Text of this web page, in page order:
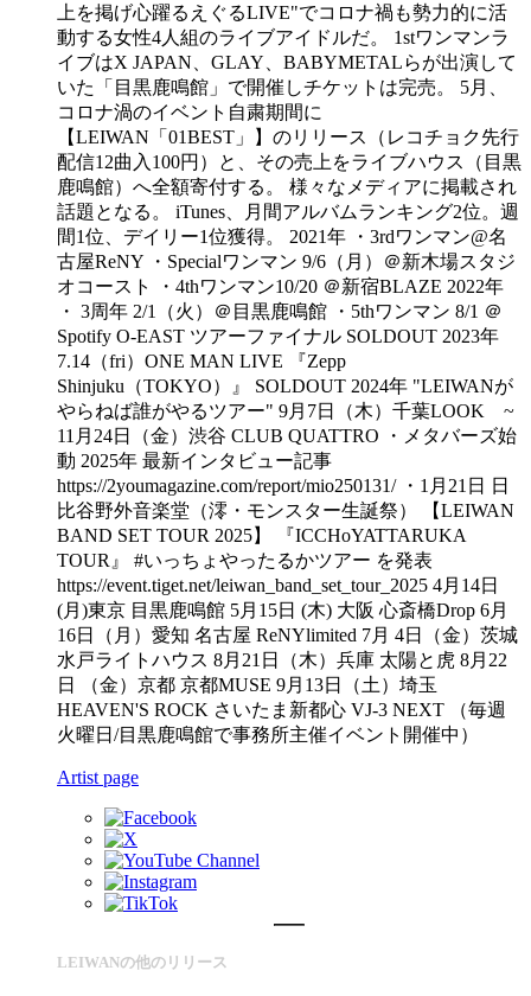
上を掲げ心躍るえぐるLIVE"でコロナ禍も勢力的に活
動する女性4人組のライブアイドルだ。 1stワンマンラ
イブはX JAPAN、GLAY、BABYMETALらが出演して
いた「目黒鹿鳴館」で開催しチケットは完売。 5月、
コロナ渦のイベント自粛期間に
【LEIWAN「01BEST」】のリリース（レコチョク先行
配信12曲入100円）と、その売上をライブハウス（目黒
鹿鳴館）へ全額寄付する。 様々なメディアに掲載され
話題となる。 iTunes、月間アルバムランキング2位。週
間1位、デイリー1位獲得。 2021年 ・3rdワンマン@名
古屋ReNY ・Specialワンマン 9/6（月）＠新木場スタジ
オコースト ・4thワンマン10/20 ＠新宿BLAZE 2022年
・ 3周年 2/1（火）＠目黒鹿鳴館 ・5thワンマン 8/1 ＠
Spotify O-EAST ツアーファイナル SOLDOUT 2023年
7.14（fri）ONE MAN LIVE 『Zepp
Shinjuku（TOKYO）』 SOLDOUT 2024年 "LEIWANが
やらねば誰がやるツアー" 9月7日（木）千葉LOOK ~
11月24日（金）渋谷 CLUB QUATTRO ・メタバーズ始
動 2025年 最新インタビュー記事
https://2youmagazine.com/report/mio250131/ ・1月21日 日
比谷野外音楽堂（澪・モンスター生誕祭） 【LEIWAN
BAND SET TOUR 2025】 『ICCHoYATTARUKA
TOUR』 #いっちょやったるかツアー を発表
https://event.tiget.net/leiwan_band_set_tour_2025 4月14日
(月)東京 目黒鹿鳴館 5月15日 (木) 大阪 心斎橋Drop 6月
16日（月）愛知 名古屋 ReNYlimited 7月 4日（金）茨城
水戸ライトハウス 8月21日（木）兵庫 太陽と虎 8月22
日 （金）京都 京都MUSE 9月13日（土）埼玉
HEAVEN'S ROCK さいたま新都心 VJ-3 NEXT （毎週
火曜日/目黒鹿鳴館で事務所主催イベント開催中）
Artist page
LEIWANの他のリリース